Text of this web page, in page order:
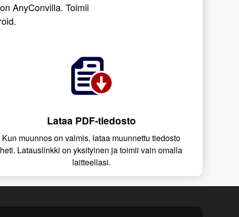
AnyConvilla. Toimii
Lataa PDF-tiedosto
Kun muunnos on valmis, lataa muunnettu tiedosto
heti. Latauslinkki on yksityinen ja toimii vain omalla
laitteellasi.